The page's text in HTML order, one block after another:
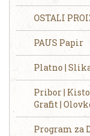
OSTALI
PAUS Papir
Platno |
Pribor |
Grafit |
Program za